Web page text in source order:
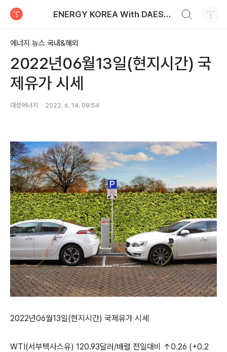
ENERGY KOREA With DAESUNG ENERGY
에너지 뉴스 국내&해외
2022년06월13일(현지시간) 국
제유가 시세
대성에너지 2022. 6. 14. 08:54
2022년06월13일(현지시간) 국제유가 시세
WTI(서부텍사스유) 120.93달러/배럴 전일대비 ↑0.26 (+0.2